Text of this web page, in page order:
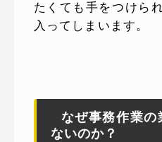
たくても手をつけら
入ってしまいます。
なぜ事務作業の
ないのか？